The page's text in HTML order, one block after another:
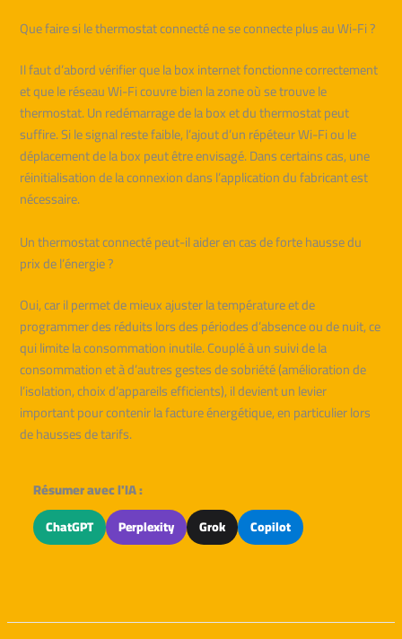
Que faire si le thermostat connecté ne se connecte plus au Wi-Fi ?
Il faut d’abord vérifier que la box internet fonctionne correctement
et que le réseau Wi-Fi couvre bien la zone où se trouve le
thermostat. Un redémarrage de la box et du thermostat peut
suffire. Si le signal reste faible, l’ajout d’un répéteur Wi-Fi ou le
déplacement de la box peut être envisagé. Dans certains cas, une
réinitialisation de la connexion dans l’application du fabricant est
nécessaire.
Un thermostat connecté peut-il aider en cas de forte hausse du
prix de l’énergie ?
Oui, car il permet de mieux ajuster la température et de
programmer des réduits lors des périodes d’absence ou de nuit, ce
qui limite la consommation inutile. Couplé à un suivi de la
consommation et à d’autres gestes de sobriété (amélioration de
l’isolation, choix d’appareils efficients), il devient un levier
important pour contenir la facture énergétique, en particulier lors
de hausses de tarifs.
Résumer avec l'IA :
ChatGPT Perplexity Grok Copilot